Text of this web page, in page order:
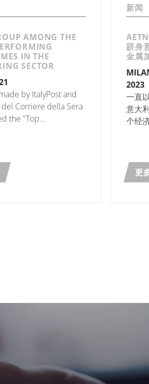
AMONG THE
IN THE
SECTOR
by ItalyPost and
Corriere della Sera
the "Top
新闻
跻身
金属
2023
一直
意大
个经
更